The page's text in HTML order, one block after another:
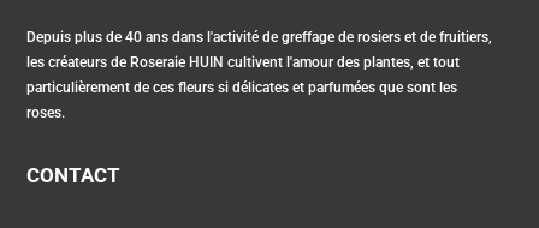
Depuis plus de 40 ans dans l'activité de greffage de rosiers et de fruitiers,
les créateurs de Roseraie HUIN cultivent l'amour des plantes, et tout
particulièrement de ces fleurs si délicates et parfumées que sont les
roses.
CONTACT